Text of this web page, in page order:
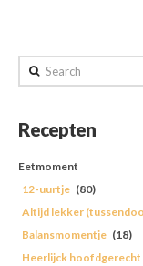
Search
Recepten
Eetmoment
12-uurtje (80)
Altijd lekker
Balansmomentje (18)
Heerlijck hoofdgerecht